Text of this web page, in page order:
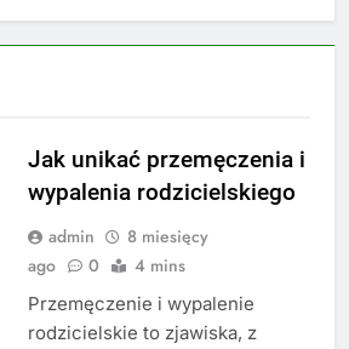
Jak unikać przemęczenia i
wypalenia rodzicielskiego
admin
8 miesięcy
ago
0 4 mins
Przemęczenie i wypalenie
rodzicielskie to zjawiska, z